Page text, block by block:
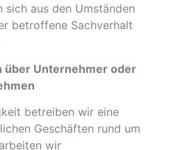
sich aus den Umständen
betroffene Sachverhalt
über Unternehmer oder
betreiben wir eine
Geschäften rund um
wir